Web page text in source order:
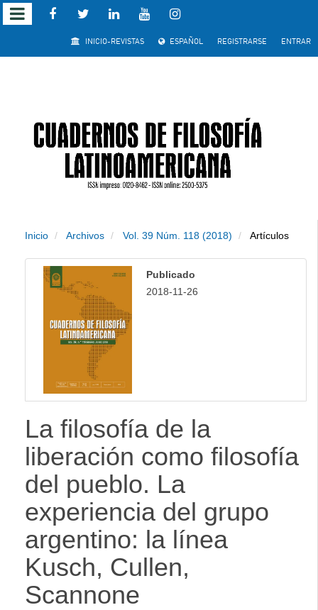
Salto
rápido
contenido
Navegación
principal
Contenido
INICIO-REVISTAS ESPAÑOL REGISTRARSE ENTRAR
Inicio Archivos Vol. 39 Núm. 118 (2018) Artículos
Publicado
2018-11-26
La filosofía de la
liberación como filosofía
del pueblo. La
experiencia del grupo
argentino: la línea
Kusch, Cullen,
Scannone